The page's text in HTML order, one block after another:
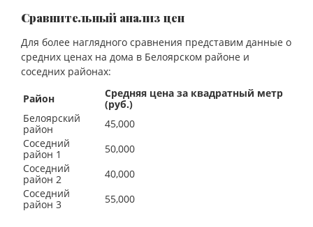
Сравнительный анализ цен
Для более наглядного сравнения представим данные о
средних ценах на дома в Белоярском районе и
соседних районах:
Район
Средняя цена за квадратный метр
(руб.)
Белоярский
район
45,000
Соседний
район 1
50,000
Соседний
район 2
40,000
Соседний
район 3
55,000